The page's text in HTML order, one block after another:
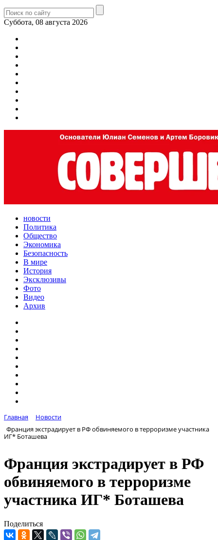
Суббота, 08 августа 2026
новости
Политика
Общество
Экономика
Безопасность
В мире
История
Эксклюзивы
Фото
Видео
Архив
Главная
Новости
Франция экстрадирует в РФ обвиняемого в терроризме участника
ИГ* Боташева
Франция экстрадирует в РФ
обвиняемого в терроризме
участника ИГ* Боташева
Поделиться